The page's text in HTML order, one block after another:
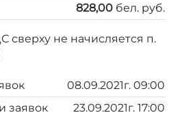
828,00 бел. руб.
сверху не начисляется п.
08.09.2021г. 09:00
заявок
23.09.2021г. 17:00